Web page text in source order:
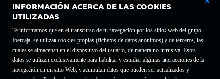
INFORMACIÓN ACERCA DE LAS COOKIES
UTILIZADAS
Te informamos que en el transcurso de tu navegación por los sitios web del grupo
Ibercaja, se utilizan cookies propias (ficheros de datos anónimos) y de terceros, las
cuales se almacenan en el dispositivo del usuario, de manera no intrusiva. Estos
datos se utilizan exclusivamente para habilitar y estudiar algunas interacciones de la
navegación en un sitio Web, y acumulan datos que pueden ser actualizados y
Fundación Bancaria Ibercaja C.I.F. G-50000652.
Inscrita en el Registro de Fundaciones del Mº de Educación, Cultura y Deporte con el nº
1689.